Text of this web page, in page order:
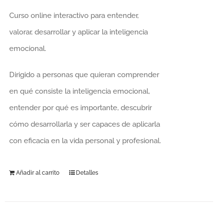
Curso online interactivo para entender,
valorar, desarrollar y aplicar la inteligencia
emocional.
Dirigido a personas que quieran comprender
en qué consiste la inteligencia emocional,
entender por qué es importante, descubrir
cómo desarrollarla y ser capaces de aplicarla
con eficacia en la vida personal y profesional.
Añadir al carrito Detalles